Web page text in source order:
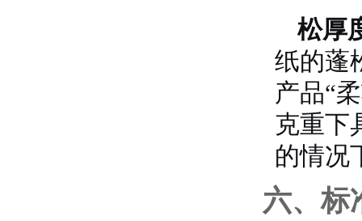
松厚
纸的蓬
产品“
克重下
的情况
六、标